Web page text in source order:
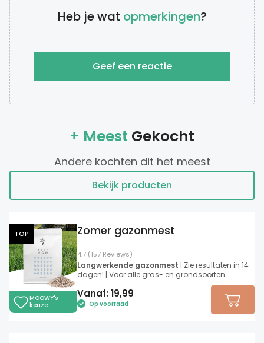
Heb je wat opmerkingen?
Geef een reactie
+ Meest Gekocht
Andere kochten dit het meest
Bekijk producten
TOP
MOOWY's
keuze
4.7 (157 Reviews)
Zomer gazonmest
Langwerkende gazonmest | Zie resultaten in 14
dagen! | Voor alle gras- en grondsoorten
Vanaf: 19,99
Op voorraad